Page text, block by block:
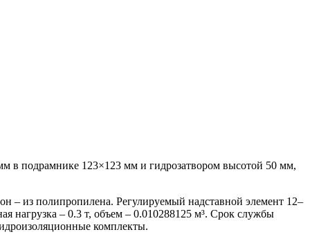
в подрамнике 123×123 мм и гидрозатвором высотой 50 мм,
– из полипропилена. Регулируемый надставной элемент 12–
нагрузка – 0.3 т, объем – 0.010288125 м³. Срок службы
комплекты.